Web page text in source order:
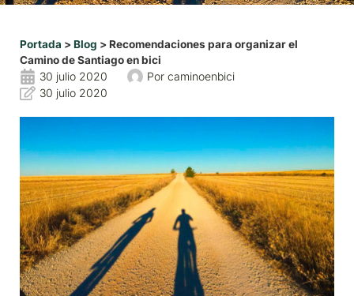
Portada > Blog > Recomendaciones para organizar el
Camino de Santiago en bici
30 julio 2020 Por caminoenbici
30 julio 2020